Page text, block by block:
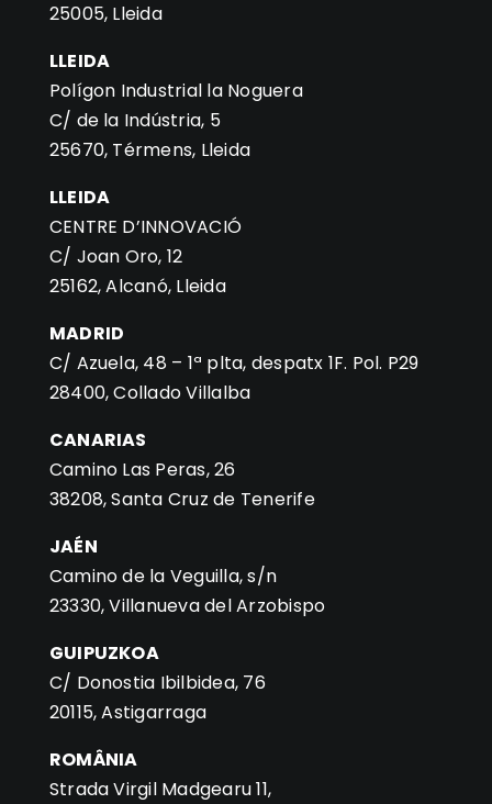
25005, Lleida
LLEIDA
Polígon Industrial la Noguera
C/ de la Indústria, 5
25670, Térmens, Lleida
LLEIDA
CENTRE D’INNOVACIÓ
C/ Joan Oro, 12
25162, Alcanó, Lleida
MADRID
C/ Azuela, 48 – 1ª plta, despatx 1F. Pol. P29
28400, Collado Villalba
CANARIAS
Camino Las Peras, 26
38208, Santa Cruz de Tenerife
JAÉN
Camino de la Veguilla, s/n
23330, Villanueva del Arzobispo
GUIPUZKOA
C/ Donostia Ibilbidea, 76
20115, Astigarraga
ROMÂNIA
Strada Virgil Madgearu 11,